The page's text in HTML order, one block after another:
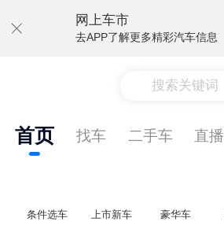
网上车市
去APP了解更多精彩汽车信息
搜索关键词
首页 找车 二手车 直播
条件选车 上市新车 豪华车